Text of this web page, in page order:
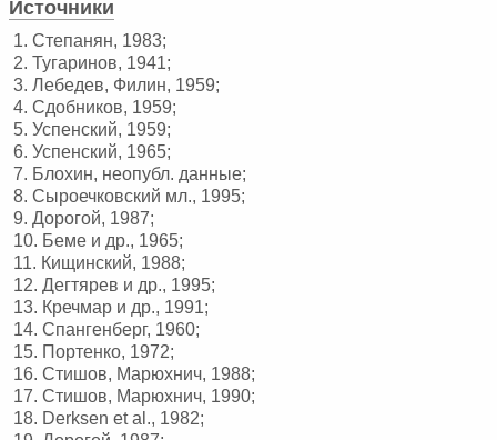
Источники
1. Степанян, 1983;
2. Тугаринов, 1941;
3. Лебедев, Филин, 1959;
4. Сдобников, 1959;
5. Успенский, 1959;
6. Успенский, 1965;
7. Блохин, неопубл. данные;
8. Сыроечковский мл., 1995;
9. Дорогой, 1987;
10. Беме и др., 1965;
11. Кищинский, 1988;
12. Дегтярев и др., 1995;
13. Кречмар и др., 1991;
14. Спангенберг, 1960;
15. Портенко, 1972;
16. Стишов, Марюхнич, 1988;
17. Стишов, Марюхнич, 1990;
18. Derksen et al., 1982;